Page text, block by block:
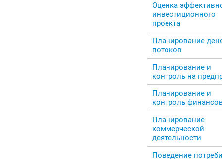
Оценка
инвестиционного
проекта
Планирование
потоков
Планирование и
контроль на
Планирование и
контроль
Планирование
коммерческой
деятельности
Поведение